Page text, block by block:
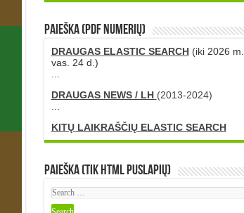
PAIEŠKA (PDF numerių)
DRAUGAS ELASTIC SEARCH(iki 2026 m.
vas. 24 d.)
...
DRAUGAS NEWS / LH (2013-2024)
...
KITŲ LAIKRAŠČIŲ ELASTIC SEARCH
Paieška (tik HTML puslapių)